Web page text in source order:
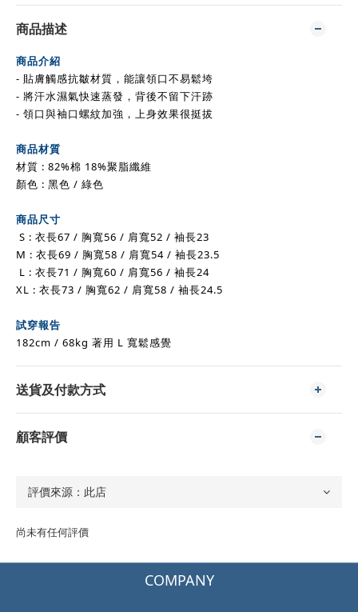
商品描述
商品介紹
- 貼膚觸感抗皺材質，能讓領口不易鬆垮
- 將汗水濕氣快速蒸發，背後不留下汗跡
- 領口與袖口螺紋加強，上身效果很挺拔
商品材質
材質 : 82%棉 18%聚脂纖維
顏色 : 黑色 / 綠色
商品尺寸
S : 衣長67 / 胸寬56 / 肩寬52 / 袖長23
M : 衣長69 / 胸寬58 / 肩寬54 / 袖長23.5
L : 衣長71 / 胸寬60 / 肩寬56 / 袖長24
XL : 衣長73 / 胸寬62 / 肩寬58 / 袖長24.5
試穿報告
182cm / 68kg 著用 L 寬鬆感覺
送貨及付款方式
顧客評價
尚未有任何評價
COMPANY